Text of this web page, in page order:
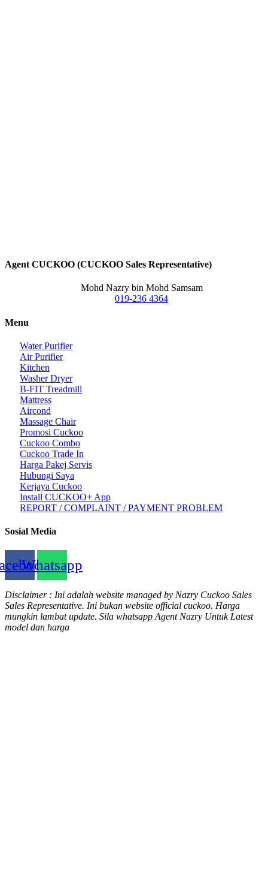
Agent CUCKOO (CUCKOO Sales Representative)
Mohd Nazry bin Mohd Samsam
019-236 4364
Menu
Water Purifier
Air Purifier
Kitchen
Washer Dryer
B-FIT Treadmill
Mattress
Aircond
Massage Chair
Promosi Cuckoo
Cuckoo Combo
Cuckoo Trade In
Harga Pakej Servis
Hubungi Saya
Kerjaya Cuckoo
Install CUCKOO+ App
REPORT / COMPLAINT / PAYMENT PROBLEM
Sosial Media
Whatsapp
Disclaimer : Ini adalah website managed by Nazry Cuckoo Sales
Sales Representative. Ini bukan website official cuckoo. Harga
mungkin lambat update. Sila whatsapp Agent Nazry Untuk Latest
model dan harga